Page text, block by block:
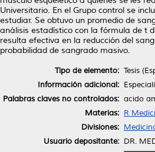
Universitario. En el Grupo control se
estudiar. Se obtuvo un promedio de
análisis estadístico con la fórmula de t
resulta efectiva en la reducción del
probabilidad de sangrado masivo.
Tipo de elemento: Tesis
Información adicional:
Palabras claves no controlados: acido
Materias: R
Divisiones:
Usuario depositante: DR.